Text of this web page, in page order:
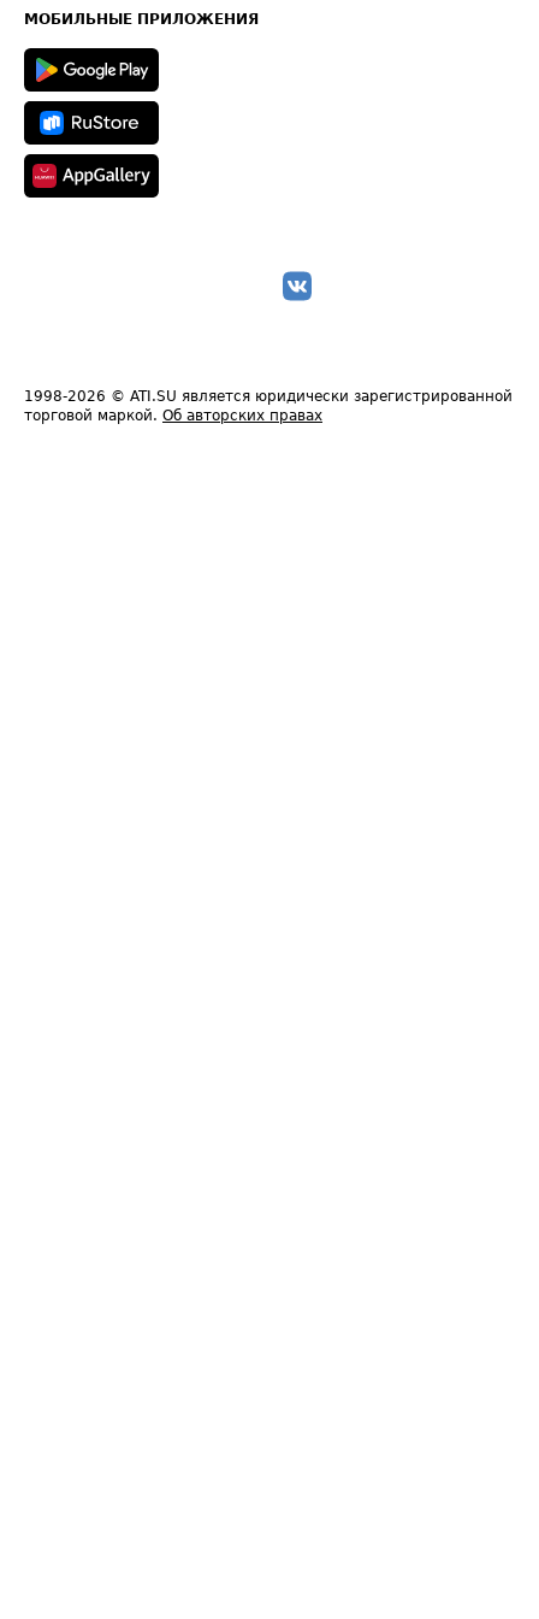
Техническая информация
МОБИЛЬНЫЕ ПРИЛОЖЕНИЯ
1998-2026 © ATI.SU является юридически зарегистрированной
торговой маркой. Об авторских правах